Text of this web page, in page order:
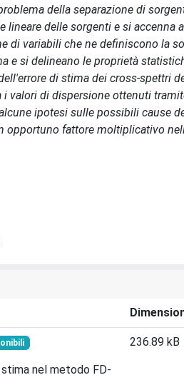
della separazione di
delle sorgenti e si accenna
di variabili che ne definiscono la
e si delineano le proprietà
di stima dei cross-spettri
i valori di dispersione ottenuti
ipotesi sulle possibili cause
fattore moltiplicativo
stima nel metodo FD-
236.89 kB